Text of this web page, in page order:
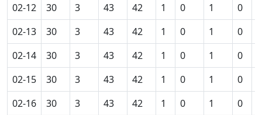
02-12
30 3 43 42 1 0 1 0
02-13
30 3 43 42 1 0 1 0
02-14
30 3 43 42 1 0 1 0
02-15
30 3 43 42 1 0 1 0
02-16
30 3 43 42 1 0 1 0